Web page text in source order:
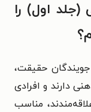
اول) را
جویندگان حقیقت،
دارند و افرادی
مناسب